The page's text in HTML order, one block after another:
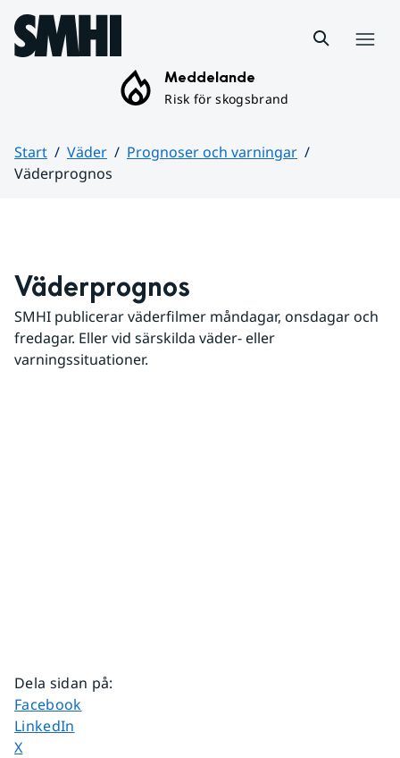
Hoppa till sidans innehåll
Meddelande
Risk för skogsbrand
Start Väder
Prognoser och varningar
Väderprognos
Väderprognos
SMHI publicerar väderfilmer måndagar, onsdagar och
fredagar. Eller vid särskilda väder- eller
varningssituationer.
Dela sidan på:
Dela sidan på
Facebook
Dela sidan på
LinkedIn
Dela sidan på
X